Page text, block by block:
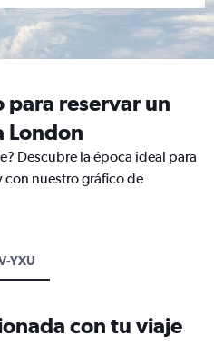
para reservar un
London
Descubre la época ideal para
con nuestro gráfico de
YXU
con tu viaje